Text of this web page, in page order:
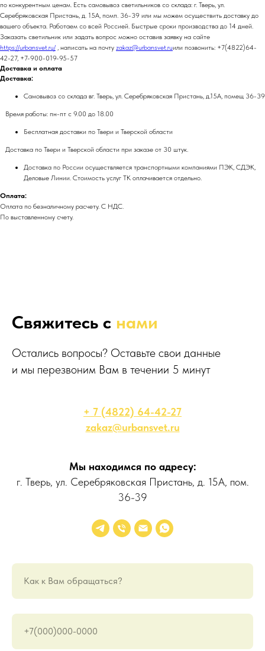
по конкурентным ценам. Есть самовывоз светильников со склада: г. Тверь, ул.
Серебряковская Пристань, д. 15А, помп. 36-39 или мы можем осуществить доставку до
вашего объекта. Работаем со всей Россией. Быстрые сроки производства до 14 дней.
Заказать светильник или задать вопрос можно оставив заявку на сайте
https://urbansvet.ru/ , написать на почту zakaz@urbansvet.ruили позвонить: +7(4822)64-
42-27, +7-900-019-95-57
Доставка и оплата
Доставка:
Самовывоз со склада вг. Тверь, ул. Серебряковская Пристань, д.15А, помещ 36-39
Время работы: пн-пт с 9.00 до 18.00
Бесплатная доставки по Твери и Тверской области
Доставка по Твери и Тверской области при заказе от 30 штук.
Доставка по России осуществляется транспортными компаниями ПЭК, СДЭК,
Деловые Линии. Стоимость услуг ТК оплачивается отдельно.
Оплата:
Оплата по безналичному расчету. С НДС.
По выставленному счету.
Свяжитесь с нами
Остались вопросы? Оставьте свои данные
и мы перезвоним Вам в течении 5 минут
+ 7 (4822) 64-42-27
zakaz@urbansvet.ru
Мы находимся по адресу:
г. Тверь, ул. Серебряковская Пристань, д. 15А, пом.
36-39
Как к Вам обращаться?
+7(000)000-0000